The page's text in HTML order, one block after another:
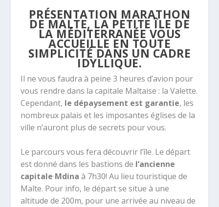
PRÉSENTATION MARATHON
DE MALTE, LA PETITE ÎLE DE
LA MÉDITERRANÉE VOUS
ACCUEILLE EN TOUTE
SIMPLICITÉ DANS UN CADRE
IDYLLIQUE.
Il ne vous faudra à peine 3 heures d’avion pour
vous rendre dans la capitale Maltaise : la Valette.
Cependant, le dépaysement est garantie, les
nombreux palais et les imposantes églises de la
ville n’auront plus de secrets pour vous.
Le parcours vous fera découvrir l’île. Le départ
est donné dans les bastions de l’ancienne
capitale Mdina à 7h30! Au lieu touristique de
Malte. Pour info, le départ se situe à une
altitude de 200m, pour une arrivée au niveau de